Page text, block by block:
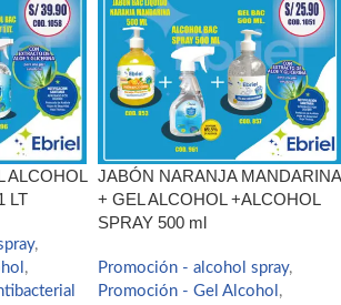
ALCOHOL
LT
,
,
JABÓN NARANJA MANDARINA
+ GEL ALCOHOL +ALCOHOL
SPRAY 500 ml
Promoción - alcohol spray,
Promoción - Gel Alcohol ,